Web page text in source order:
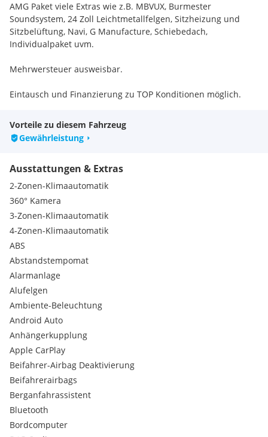
AMG Paket viele Extras wie z.B. MBVUX, Burmester
Soundsystem, 24 Zoll Leichtmetallfelgen, Sitzheizung und
Sitzbelüftung, Navi, G Manufacture, Schiebedach,
Individualpaket uvm.
Mehrwersteuer ausweisbar.
Eintausch und Finanzierung zu TOP Konditionen möglich.
Adaptives Bremslicht blinkend
ATTENTION ASSIST
DYNAMIC SELECT
Fahrlicht-Assistent
Fensterheber elektrisch mit Komfortbetätigung und
Handschuhfach beleuchtet und abschließbar
Heckscheibe heizbar mit Zeitstreuerung
Warndreieck
Heckleuchten in LED-Technik
Ambientebeleuchtung
4-Jahres-Wertpaket-Erweiterung
Aktiver Brems-Assistent
Airbag
4. Betriebsjahr Garantie
SE-Paket
Sitzlehnen im Fond klappbar
Vorrüstung für Fahrzeug Monitoring
Vorrüstung für Fahrzeug Setup
Doppelcupholder in der Mittelkonsole
Innenraumlicht-Paket
Feststellbremse elektrisch mit automatischem Lösen beim
Anfahren
Verbandstasche
Ablage-Paket
Vorteile zu diesem Fahrzeug
Gewährleistung
Ausstattungen & Extras
2-Zonen-Klimaautomatik
360° Kamera
3-Zonen-Klimaautomatik
4-Zonen-Klimaautomatik
ABS
Abstandstempomat
Alarmanlage
Alufelgen
Ambiente-Beleuchtung
Android Auto
Anhängerkupplung
Apple CarPlay
Beifahrer-Airbag Deaktivierung
Beifahrerairbags
Berganfahrassistent
Bluetooth
Bordcomputer